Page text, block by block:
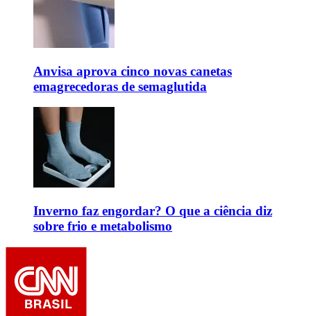
Anvisa aprova cinco novas canetas
emagrecedoras de semaglutida
Inverno faz engordar? O que a ciência diz
sobre frio e metabolismo